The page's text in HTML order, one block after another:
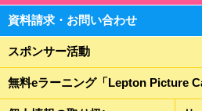
資料請求・お問い合わせ
スポンサー活動
無料eラーニング「Lepton Picture